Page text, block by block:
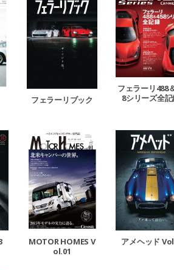
フェラーリブック
フェラーリ488
8シリーズ全
MOTOR HOMES V
ol.01
アメヘッド